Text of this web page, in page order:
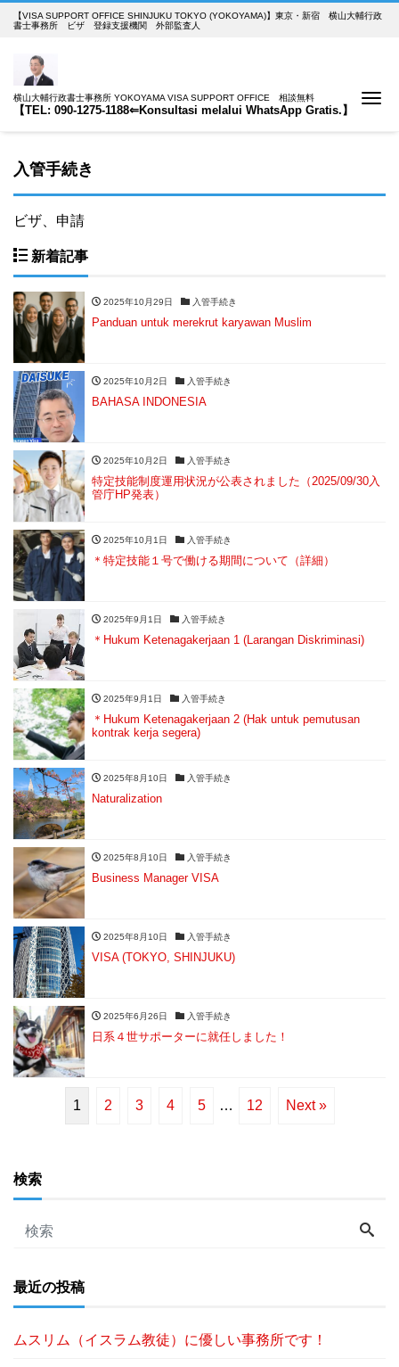
【VISA SUPPORT OFFICE SHINJUKU TOKYO (YOKOYAMA)】東京・新宿 横山大輔行政
書士事務所 ビザ 登録支援機関 外部監査人
横山大輔行政書士事務所 YOKOYAMA VISA SUPPORT OFFICE 相談無料
【TEL: 090-1275-1188⇐Konsultasi melalui WhatsApp Gratis.】
入管手続き
ビザ、申請
新着記事
2025年10月29日 入管手続き
Panduan untuk merekrut karyawan Muslim
2025年10月2日 入管手続き
BAHASA INDONESIA
2025年10月2日 入管手続き
特定技能制度運用状況が公表されました（2025/09/30入
管庁HP発表）
2025年10月1日 入管手続き
＊特定技能１号で働ける期間について（詳細）
2025年9月1日 入管手続き
＊Hukum Ketenagakerjaan 1 (Larangan Diskriminasi)
2025年9月1日 入管手続き
＊Hukum Ketenagakerjaan 2 (Hak untuk pemutusan
kontrak kerja segera)
2025年8月10日 入管手続き
Naturalization
2025年8月10日 入管手続き
Business Manager VISA
2025年8月10日 入管手続き
VISA (TOKYO, SHINJUKU)
2025年6月26日 入管手続き
日系４世サポーターに就任しました！
1 2 3 4 5 … 12 Next »
検索
最近の投稿
ムスリム（イスラム教徒）に優しい事務所です！